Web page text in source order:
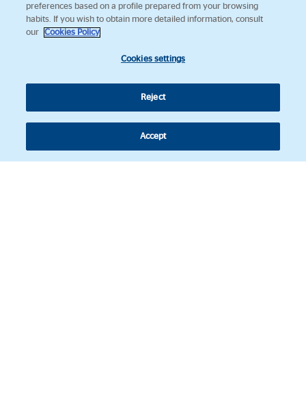
preferences based on a profile prepared from your browsing
habits. If you wish to obtain more detailed information, consult
our
Cookies Policy
Cookies settings
Reject
Accept